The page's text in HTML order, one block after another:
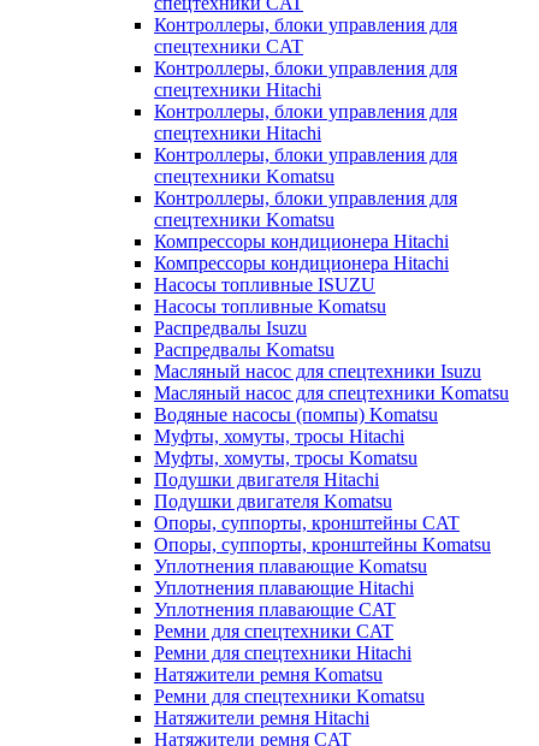
Контроллеры, блоки управления для
спецтехники CAT
Контроллеры, блоки управления для
спецтехники Hitachi
Контроллеры, блоки управления для
спецтехники Hitachi
Контроллеры, блоки управления для
спецтехники Komatsu
Контроллеры, блоки управления для
спецтехники Komatsu
Компрессоры кондиционера Hitachi
Компрессоры кондиционера Hitachi
Насосы топливные ISUZU
Насосы топливные Komatsu
Распредвалы Isuzu
Распредвалы Komatsu
Масляный насос для спецтехники Isuzu
Масляный насос для спецтехники Komatsu
Водяные насосы (помпы) Komatsu
Муфты, хомуты, тросы Hitachi
Муфты, хомуты, тросы Komatsu
Подушки двигателя Hitachi
Подушки двигателя Komatsu
Опоры, суппорты, кронштейны CAT
Опоры, суппорты, кронштейны Komatsu
Уплотнения плавающие Komatsu
Уплотнения плавающие Hitachi
Уплотнения плавающие CAT
Ремни для спецтехники CAT
Ремни для спецтехники Hitachi
Натяжители ремня Komatsu
Ремни для спецтехники Komatsu
Натяжители ремня Hitachi
Натяжители ремня CAT